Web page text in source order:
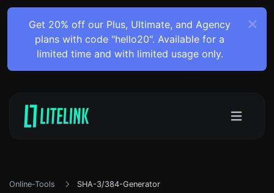
Get 20% off our Plus, Ultimate, and Agency
plans with code "hello20". Available for a
limited time and with limited usage only.
Online-Tools SHA-3/384-Generator